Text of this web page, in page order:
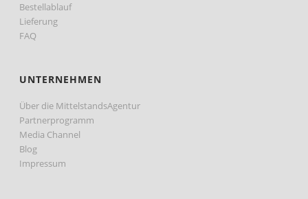
Bestellablauf
Lieferung
FAQ
UNTERNEHMEN
Über die MittelstandsAgentur
Partnerprogramm
Media Channel
Blog
Impressum